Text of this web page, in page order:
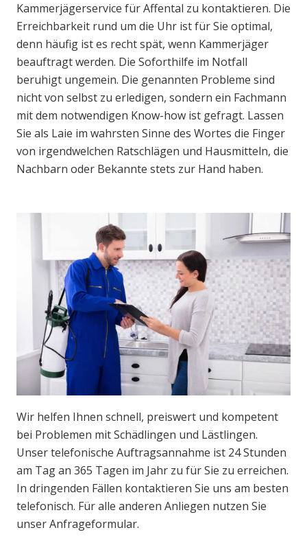
Kammerjägerservice für Affental zu kontaktieren. Die
Erreichbarkeit rund um die Uhr ist für Sie optimal,
denn häufig ist es recht spät, wenn Kammerjäger
beauftragt werden. Die Soforthilfe im Notfall
beruhigt ungemein. Die genannten Probleme sind
nicht von selbst zu erledigen, sondern ein Fachmann
mit dem notwendigen Know-how ist gefragt. Lassen
Sie als Laie im wahrsten Sinne des Wortes die Finger
von irgendwelchen Ratschlägen und Hausmitteln, die
Nachbarn oder Bekannte stets zur Hand haben.
Wir helfen Ihnen schnell, preiswert und kompetent
bei Problemen mit Schädlingen und Lästlingen.
Unser telefonische Auftragsannahme ist 24 Stunden
am Tag an 365 Tagen im Jahr zu für Sie zu erreichen.
In dringenden Fällen kontaktieren Sie uns am besten
telefonisch. Für alle anderen Anliegen nutzen Sie
unser Anfrageformular.